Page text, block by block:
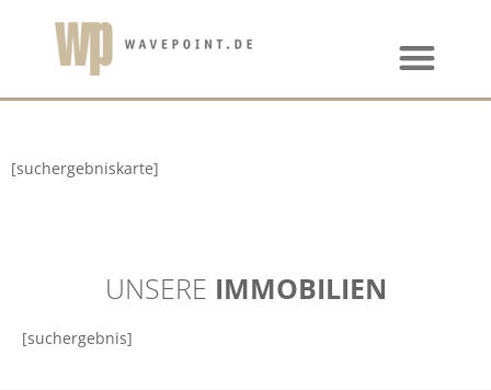
[suchergebniskarte]
UNSERE IMMOBILIEN
[suchergebnis]